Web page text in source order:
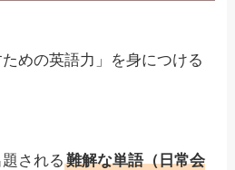
めの英語力」を身につける
される難解な単語（日常会